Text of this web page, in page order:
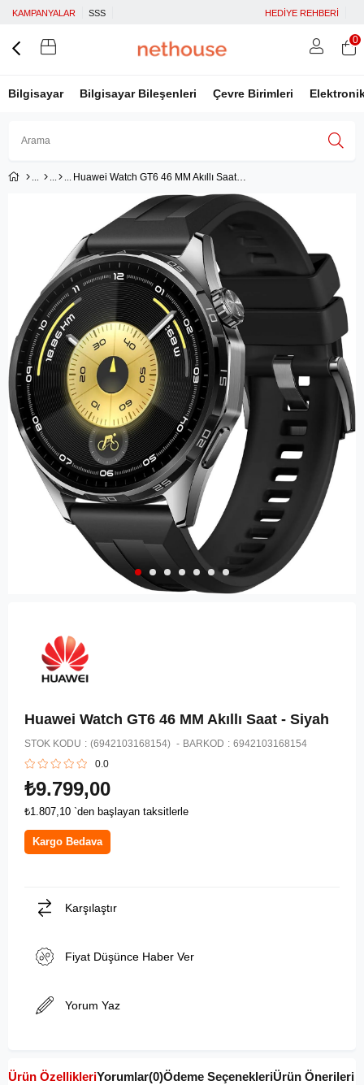
KAMPANYALAR SSS HEDİYE REHBERİ
Bilgisayar Bilgisayar Bileşenleri Çevre Birimleri
Google İle Bağlan
0
Huawei Watch GT6 46 MM Akıllı Saat - Siyah
Huawei Watch GT6 46 MM Akıllı Saat - Siyah
STOK KODU (6942103168154) BARKOD : 6942103168154
0.0
₺9.799,00
₺1.807,10 `den başlayan taksitlerle
Kargo Bedava
Karşılaştır
Fiyat Düşünce Haber Ver
Yorum Yaz
Ürün ÖzellikleriYorumlar(0)Ödeme SeçenekleriÜrün Önerileri